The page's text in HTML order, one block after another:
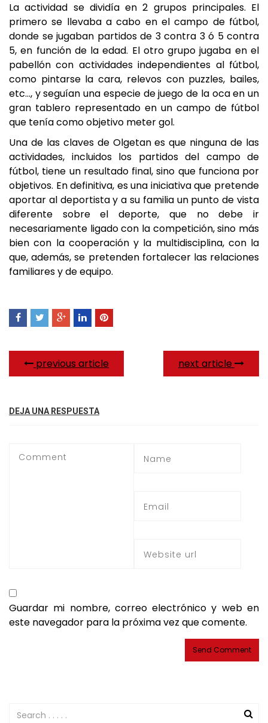
La actividad se dividía en 2 grupos principales. El
primero se llevaba a cabo en el campo de fútbol,
donde se jugaban partidos de 3 contra 3 ó 5 contra
5, en función de la edad. El otro grupo jugaba en el
pabellón con actividades independientes al fútbol,
como pintarse la cara, relevos con puzzles, bailes,
etc…, y seguían una especie de juego de la oca en un
gran tablero representado en un campo de fútbol
que tenía como objetivo meter gol.
Una de las claves de Olgetan es que ninguna de las
actividades, incluidos los partidos del campo de
fútbol, tiene un resultado final, sino que funciona por
objetivos. En definitiva, es una iniciativa que pretende
aportar al deportista y a su familia un punto de vista
diferente sobre el deporte, que no debe ir
necesariamente ligado con la competición, sino más
bien con la cooperación y la multidisciplina, con la
que, además, se pretenden fortalecer las relaciones
familiares y de equipo.
previous article next article
DEJA UNA RESPUESTA
Guardar mi nombre, correo electrónico y web en
este navegador para la próxima vez que comente.